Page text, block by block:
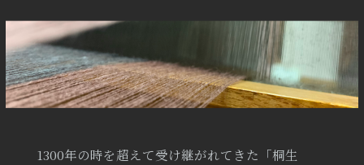
1300年の時を超えて受け継がれてきた「桐生